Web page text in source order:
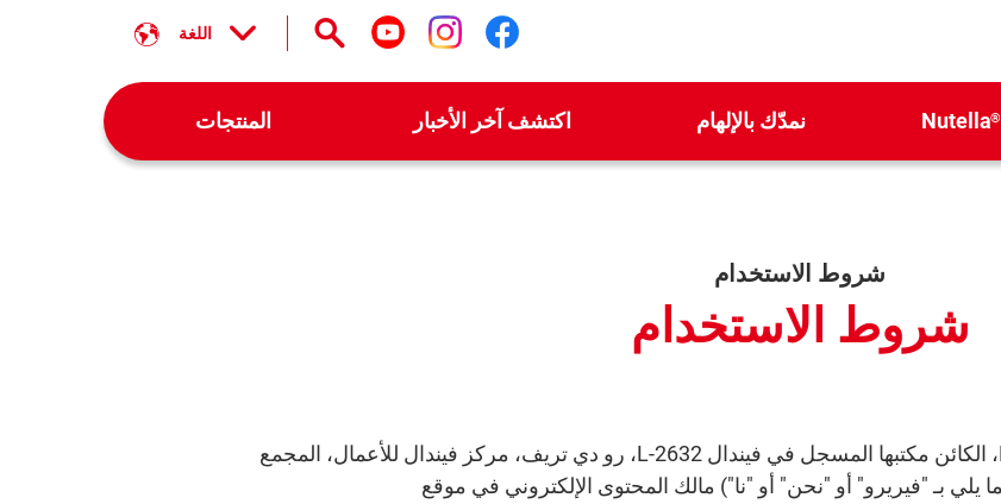
تابعنا على facebook
تابعنا على instagram
تابعنا على youtube
اللغة
®
Nutella نمدّك بالإلهام اكتشف آخر الأخبار المنتجات
شروط الاستخدام
شروط الاستخدام
تُعد شركة FERRERO TRADING LUX S.A، الكائن مكتبها المسجل في فيندال L-2632، رو دي تريف، مركز فيندال للأعمال، المجمع